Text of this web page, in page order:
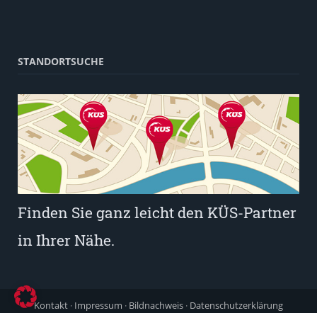
STANDORTSUCHE
Finden Sie ganz leicht den KÜS-Partner
in Ihrer Nähe.
Kontakt · Impressum · Bildnachweis · Datenschutzerklärung